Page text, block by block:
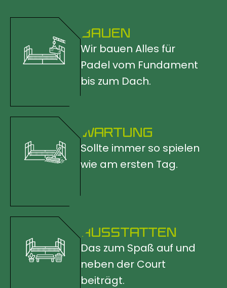
BAUEN
Wir bauen Alles für
Padel vom Fundament
bis zum Dach.
WARTUNG
Sollte immer so spielen
wie am ersten Tag.
AUSSTATTEN
Das zum Spaß auf und
neben der Court
beiträgt.